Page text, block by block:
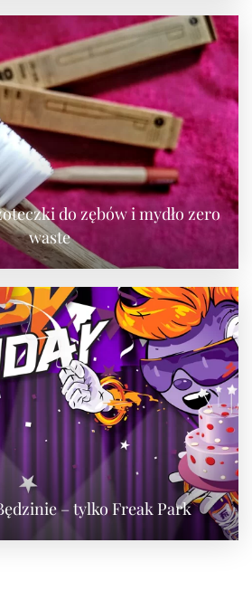
do zębów i mydło zero
waste
– tylko Freak Park